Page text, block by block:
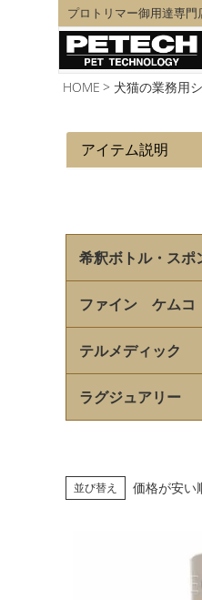
プロトリマー御用達専
HOME 犬猫の業務用
アイテム説明
希釈ボトル・スポ
ファイン ケムコ
テルメディック
ラグジュアリー
並び替え 価格が安い